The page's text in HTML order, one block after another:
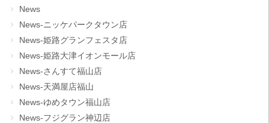
News
News-ニッケパークタウン店
News-姫路グランフェスタ店
News-姫路大津イオンモール店
News-さんすて福山店
News-天満屋店福山
News-ゆめタウン福山店
News-フジグラン神辺店